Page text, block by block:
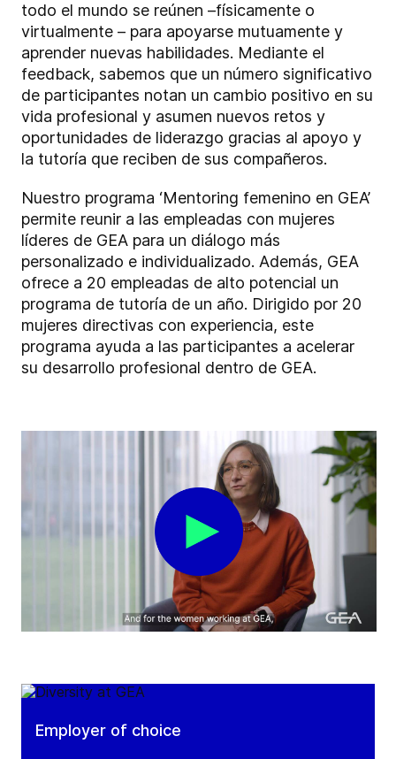
todo el mundo se reúnen –físicamente o
virtualmente – para apoyarse mutuamente y
aprender nuevas habilidades. Mediante el
feedback, sabemos que un número significativo
de participantes notan un cambio positivo en su
vida profesional y asumen nuevos retos y
oportunidades de liderazgo gracias al apoyo y
la tutoría que reciben de sus compañeros.
Nuestro programa ‘Mentoring femenino en GEA’
permite reunir a las empleadas con mujeres
líderes de GEA para un diálogo más
personalizado e individualizado. Además, GEA
ofrece a 20 empleadas de alto potencial un
programa de tutoría de un año. Dirigido por 20
mujeres directivas con experiencia, este
programa ayuda a las participantes a acelerar
su desarrollo profesional dentro de GEA.
Employer of choice